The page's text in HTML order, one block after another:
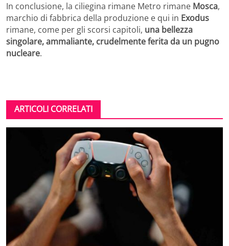
In conclusione, la ciliegina rimane Metro rimane Mosca,
marchio di fabbrica della produzione e qui in Exodus
rimane, come per gli scorsi capitoli, una bellezza
singolare, ammaliante, crudelmente ferita da un pugno
nucleare.
ARTICOLI CORRELATI